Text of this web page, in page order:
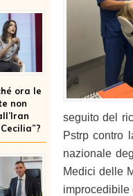
ora le
non
seguito del
Pstrp contro
nazionale
Medici delle
improcedibile